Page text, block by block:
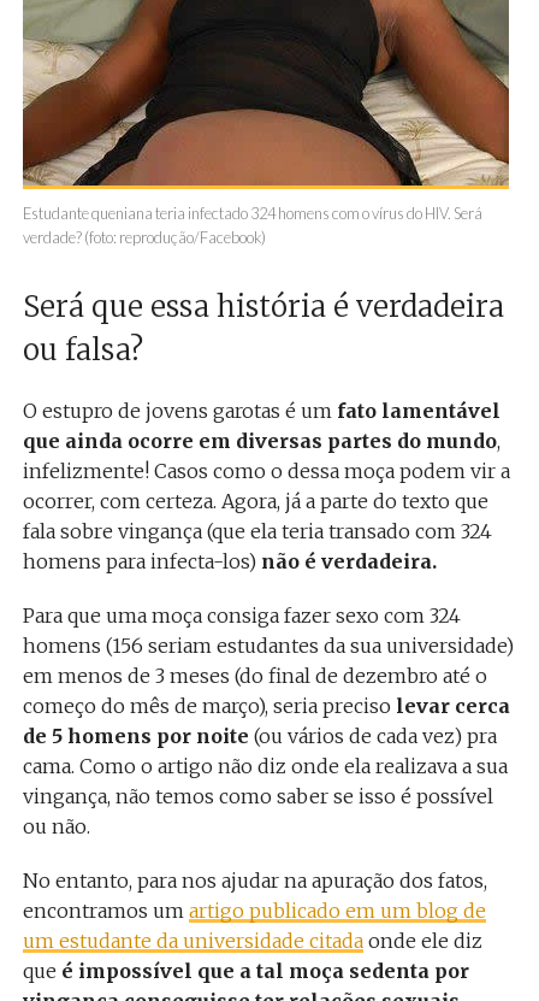
Estudante queniana teria infectado 324 homens com o vírus do HIV. Será
verdade? (foto: reprodução/Facebook)
Será que essa história é verdadeira
ou falsa?
O estupro de jovens garotas é um fato lamentável
que ainda ocorre em diversas partes do mundo,
infelizmente! Casos como o dessa moça podem vir a
ocorrer, com certeza. Agora, já a parte do texto que
fala sobre vingança (que ela teria transado com 324
homens para infecta-los) não é verdadeira.
Para que uma moça consiga fazer sexo com 324
homens (156 seriam estudantes da sua universidade)
em menos de 3 meses (do final de dezembro até o
começo do mês de março), seria preciso levar cerca
de 5 homens por noite (ou vários de cada vez) pra
cama. Como o artigo não diz onde ela realizava a sua
vingança, não temos como saber se isso é possível
ou não.
No entanto, para nos ajudar na apuração dos fatos,
encontramos um artigo publicado em um blog de
um estudante da universidade citadaonde ele diz
que é impossível que a tal moça sedenta por